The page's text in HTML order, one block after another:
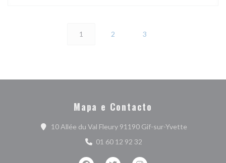
1 2 3
Mapa e Contacto
10 Allée du Val Fleury 91190 Gif-sur-Yvette((abre numa
01 60 12 92 32